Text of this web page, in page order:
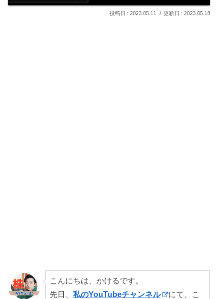
2023.05.11 2023.05.18
こんにちは、かけるです。
先日、 私のYouTubeチャンネル
にて、こ